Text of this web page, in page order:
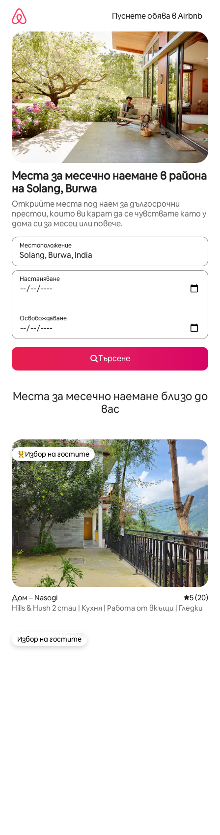
съдържанието
Пуснете обява в Airbnb
Места за месечно наемане в района
на Solang, Burwa
Открийте места под наем за дългосрочни
престои, които ви карат да се чувствате като у
дома си за месец или повече.
Местоположение
Когато резултатите се покажат, използвайте
Настаняване
Освобождаване
Търсене
Места за месечно наемане близо до
вас
Най-популярен избор на гостите
Избор на гостите
Дом – Nasogi Средна
5 (20)
Hills & Hush 2 стаи | Кухня | Работа от вкъщи | Гледки
Избор на гостите
Избор на гостите